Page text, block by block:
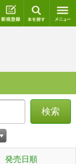
ログイン 新規登録
検索
発売日順